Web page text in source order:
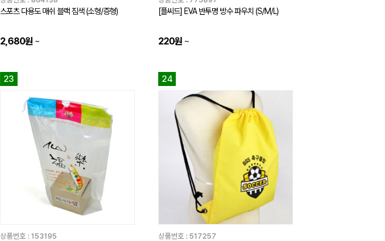
스포츠 다용도 매쉬 블랙 짐색 (소형/증형)
2,680원 ~
[플씨드] EVA 반투명 방수 파우치 (S/M/L)
220원 ~
23
상품번호 : 153195
24
상품번호 : 517257